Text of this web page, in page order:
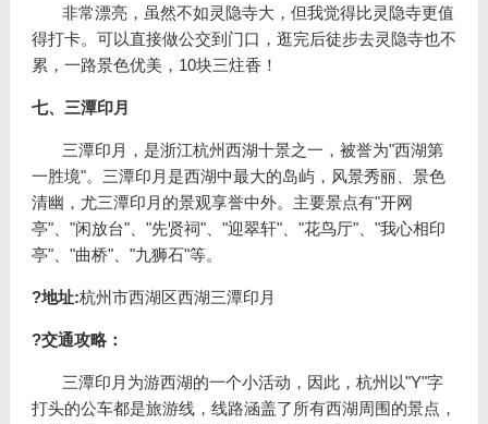
非常漂亮，虽然不如灵隐寺大，但我觉得比灵隐寺更值
得打卡。可以直接做公交到门口，逛完后徒步去灵隐寺也不
累，一路景色优美，10块三炷香！
七、三潭印月
三潭印月，是浙江杭州西湖十景之一，被誉为"西湖第
一胜境"。三潭印月是西湖中最大的岛屿，风景秀丽、景色
清幽，尤三潭印月的景观享誉中外。主要景点有"开网
亭"、"闲放台"、"先贤祠"、"迎翠轩"、"花鸟厅"、"我心相印
亭"、"曲桥"、"九狮石"等。
?地址:杭州市西湖区西湖三潭印月
?交通攻略：
三潭印月为游西湖的一个小活动，因此，杭州以"Y"字
打头的公车都是旅游线，线路涵盖了所有西湖周围的景点，